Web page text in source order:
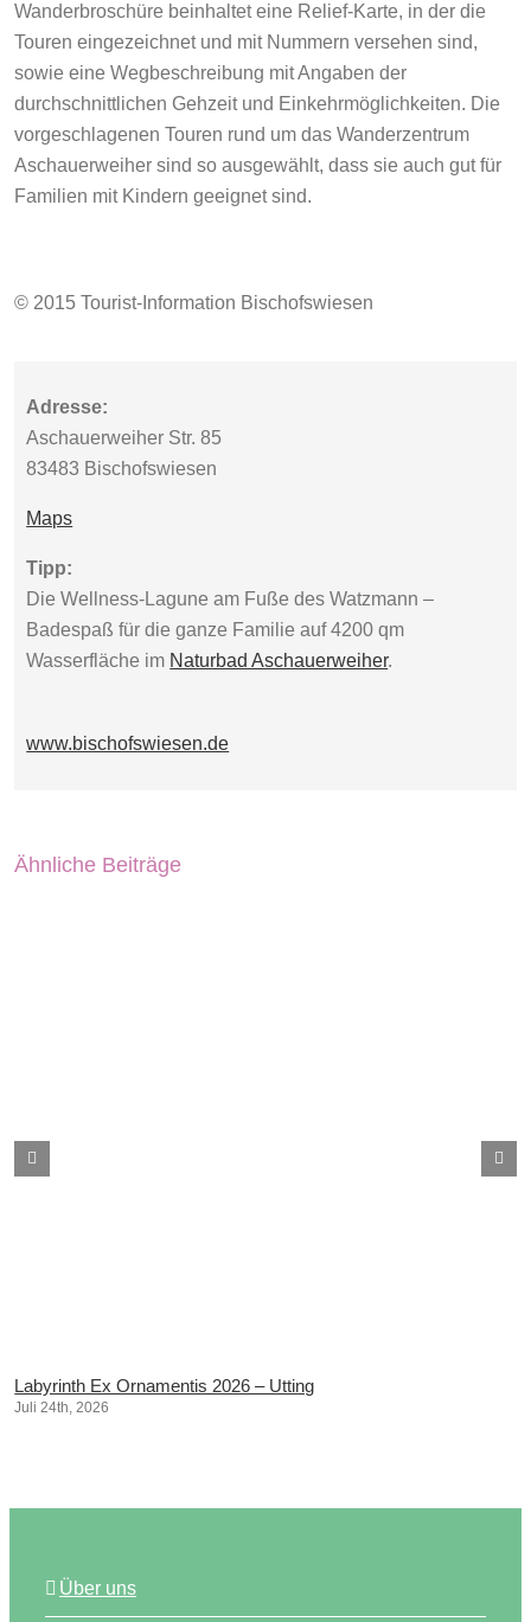
Wanderbroschüre beinhaltet eine Relief-Karte, in der die
Touren eingezeichnet und mit Nummern versehen sind,
sowie eine Wegbeschreibung mit Angaben der
durchschnittlichen Gehzeit und Einkehrmöglichkeiten. Die
vorgeschlagenen Touren rund um das Wanderzentrum
Aschauerweiher sind so ausgewählt, dass sie auch gut für
Familien mit Kindern geeignet sind.
© 2015 Tourist-Information Bischofswiesen
Adresse:
Aschauerweiher Str. 85
83483 Bischofswiesen
Maps
Tipp:
Die Wellness-Lagune am Fuße des Watzmann –
Badespaß für die ganze Familie auf 4200 qm
Wasserfläche im Naturbad Aschauerweiher.
www.bischofswiesen.de
Ähnliche Beiträge
Labyrinth Ex Ornamentis 2026 – Utting
Juli 24th, 2026
Über uns